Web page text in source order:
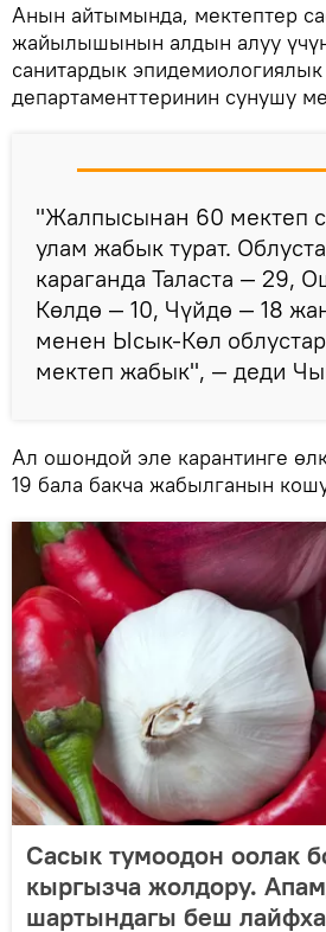
Анын айтымында, мектептер
жайылышынын алдын алуу
санитардык
департаменттеринин сунушу
"Жалпысынан 60 мектеп
улам жабык турат.
караганда Таласта — 29,
Көлдө — 10, Чүйдө — 18
менен Ысык-Көл
мектеп жабык", — деди
Ал ошондой эле карантинге
19 бала бакча жабылганын
Сасык тумоодон оолак
кыргызча жолдору.
шартындагы беш